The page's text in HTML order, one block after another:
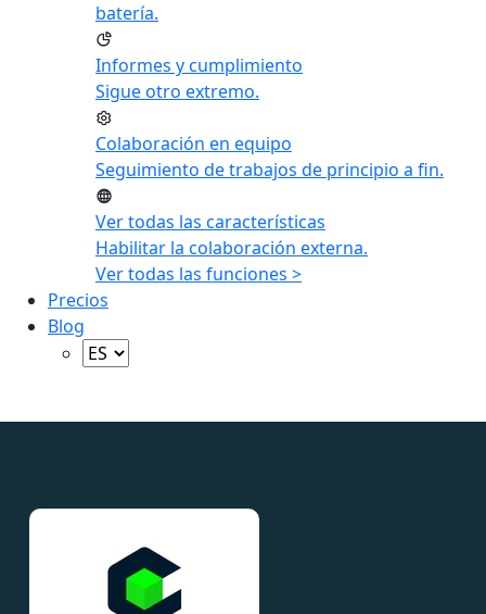
batería.
Informes y cumplimiento
Sigue otro extremo.
Colaboración en equipo
Seguimiento de trabajos de principio a fin.
Ver todas las características
Habilitar la colaboración externa.
Ver todas las funciones >
Precios
Blog